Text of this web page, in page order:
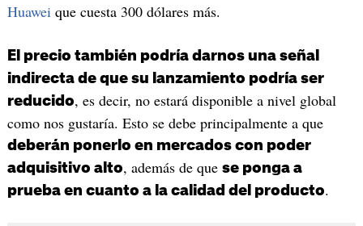
Huaweique cuesta 300 dólares más.
El precio también podría darnos una señal
indirecta de que su lanzamiento podría ser
reducido, es decir, no estará disponible a nivel global
como nos gustaría. Esto se debe principalmente a que
deberán ponerlo en mercados con poder
adquisitivo alto, además de que se ponga a
prueba en cuanto a la calidad del producto.